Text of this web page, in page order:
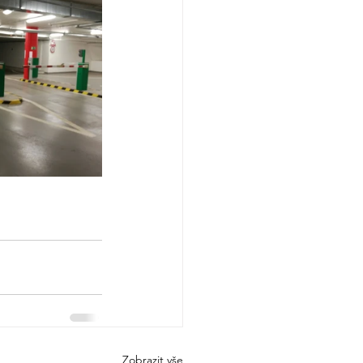
Zobrazit vše